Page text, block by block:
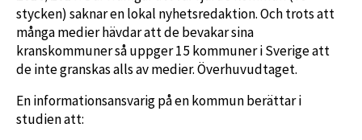
stycken) saknar en lokal nyhetsredaktion. Och trots att
många medier hävdar att de bevakar sina
kranskommuner så uppger 15 kommuner i Sverige att
de inte granskas alls av medier. Överhuvudtaget.
En informationsansvarig på en kommun berättar i
studien att: